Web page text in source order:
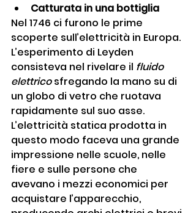
Catturata in una bottiglia
Nel 1746 ci furono le prime
scoperte sull’elettricità in Europa.
L’esperimento di Leyden
consisteva nel rivelare il fluido
elettrico sfregando la mano su di
un globo di vetro che ruotava
rapidamente sul suo asse.
L’elettricità statica prodotta in
questo modo faceva una grande
impressione nelle scuole, nelle
fiere e sulle persone che
avevano i mezzi economici per
acquistare l’apparecchio,